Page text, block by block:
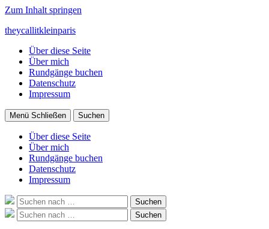
Zum Inhalt springen
theycallitkleinparis
Über diese Seite
Über mich
Rundgänge buchen
Datenschutz
Impressum
Menü Schließen Suchen
Über diese Seite
Über mich
Rundgänge buchen
Datenschutz
Impressum
Suche
nach:
Suchen
Suche
nach:
Suchen